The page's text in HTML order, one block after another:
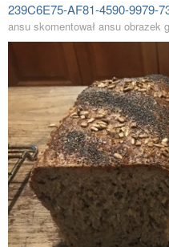
239C6E75-AF81-4590-9979-
ansu skomentował ansu obrazek